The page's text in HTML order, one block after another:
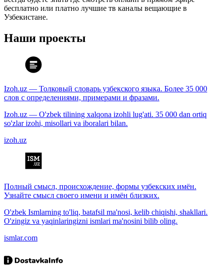
бесплатно или платно лучшие тв каналы вещающие в
Узбекистане.
Наши проекты
Izoh.uz — Толковый словарь узбекского языка. Более 35 000
слов с определениями, примерами и фразами.
Izoh.uz — O'zbek tilining xalqona izohli lug'ati. 35 000 dan ortiq
so'zlar izohi, misollari va iboralari bilan.
izoh.uz
Полный смысл, происхождение, формы узбекских имён.
Узнайте смысл своего имени и имён близких.
O'zbek Ismlarning to'liq, batafsil ma'nosi, kelib chiqishi, shakllari.
O'zingiz va yaqinlaringizni ismlari ma'nosini bilib oling.
ismlar.com